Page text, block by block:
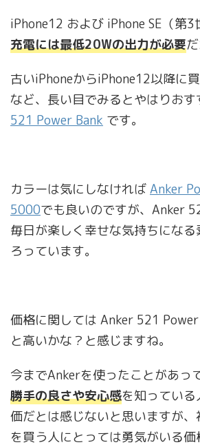
iPhone12 および iPhone SE（第3
充電には最低20Wの出力が必要
古いiPhoneからiPhone12以降に
など、長い目でみるとやはりおす
521 Power Bank です。
カラーは気にしなければ Anker
5000でも良いのですが、Anker
毎日が楽しく幸せな気持ちにな
ろっています。
価格に関しては Anker 521
と高いかな？と感じますね。
今までAnkerを使ったことがあって
勝手の良さや安心感を知ってい
価だとは感じないと思いますが
を買う人にとっては勇気がいる